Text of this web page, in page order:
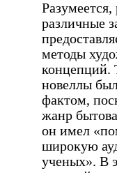
различные
методы
концепций.
новеллы
фактом,
жанр
он имел
широ­кую
ученых». В